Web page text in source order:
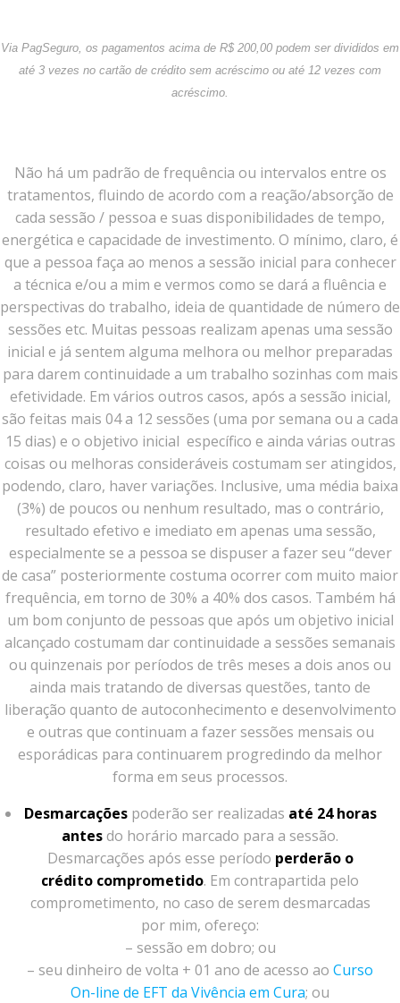
Via PagSeguro, os pagamentos acima de R$ 200,00 podem ser divididos em
até 3 vezes no cartão de crédito sem acréscimo ou até 12 vezes com
acréscimo.
Não há um padrão de frequência ou intervalos entre os
tratamentos, fluindo de acordo com a reação/absorção de
cada sessão / pessoa e suas disponibilidades de tempo,
energética e capacidade de investimento. O mínimo, claro, é
que a pessoa faça ao menos a sessão inicial para conhecer
a técnica e/ou a mim e vermos como se dará a fluência e
perspectivas do trabalho, ideia de quantidade de número de
sessões etc. Muitas pessoas realizam apenas uma sessão
inicial e já sentem alguma melhora ou melhor preparadas
para darem continuidade a um trabalho sozinhas com mais
efetividade. Em vários outros casos, após a sessão inicial,
são feitas mais 04 a 12 sessões (uma por semana ou a cada
15 dias) e o objetivo inicial específico e ainda várias outras
coisas ou melhoras consideráveis costumam ser atingidos,
podendo, claro, haver variações. Inclusive, uma média baixa
(3%) de poucos ou nenhum resultado, mas o contrário,
resultado efetivo e imediato em apenas uma sessão,
especialmente se a pessoa se dispuser a fazer seu “dever
de casa” posteriormente costuma ocorrer com muito maior
frequência, em torno de 30% a 40% dos casos. Também há
um bom conjunto de pessoas que após um objetivo inicial
alcançado costumam dar continuidade a sessões semanais
ou quinzenais por períodos de três meses a dois anos ou
ainda mais tratando de diversas questões, tanto de
liberação quanto de autoconhecimento e desenvolvimento
e outras que continuam a fazer sessões mensais ou
esporádicas para continuarem progredindo da melhor
forma em seus processos.
Desmarcações poderão ser realizadas até 24 horas
antesdo horário marcado para a sessão.
Desmarcações após esse período perderão o
crédito comprometido. Em contrapartida pelo
comprometimento, no caso de serem desmarcadas
por mim, ofereço:
– sessão em dobro; ou
– seu dinheiro de volta + 01 ano de acesso ao Curso
On-line de EFT da Vivência em Cura; ou